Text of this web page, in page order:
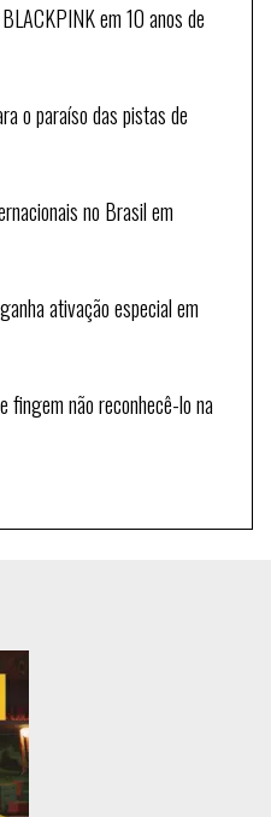
em 10 anos de
o paraíso das pistas de
no Brasil em
ativação especial em
fingem não reconhecê-lo na